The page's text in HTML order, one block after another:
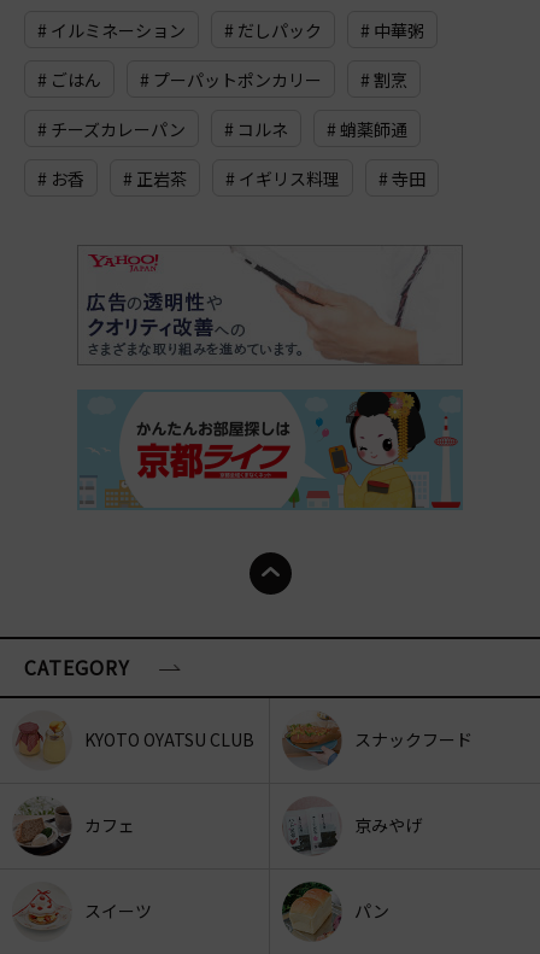
# イルミネーション # だしパック # 中華粥
# ごはん # プーパットポンカリー # 割烹
# チーズカレーパン # コルネ # 蛸薬師通
# お香 # 正岩茶 # イギリス料理 # 寺田
CATEGORY
KYOTO OYATSU CLUB スナックフード
カフェ 京みやげ
スイーツ パン